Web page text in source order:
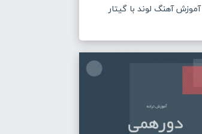
آموزش آهنگ لوند با گیتار